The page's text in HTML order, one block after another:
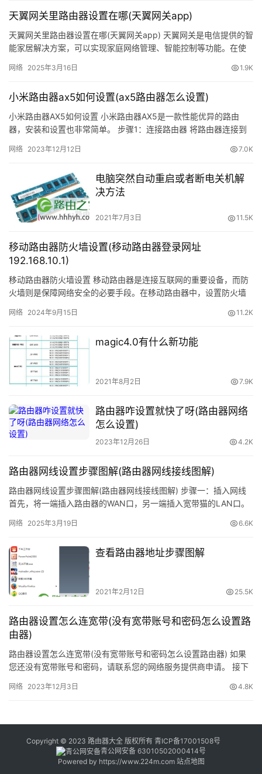
问
题
路
器
密
码
百
科
品
牌
路
由
更
多
择进行磁盘碎片整理了。只要在“上一次运行时间”中检查磁
速了。
	　　4、此外，你也可以通过“配置计划”进行设置，使
每周自动进行“磁盘碎片清理”，以保证Win7的减负加速。
	磁盘碎片
磁盘碎片清理工具：
Defraggler
	磁盘碎片
	[page]
整理软件,支持NTFS和FAT32,支持 Windows Vista。可以
获得一个对文件夹或文件整理的视觉的分析,这可以从中看
到是否这个软件有价值.Defraggler碎片整理软件可以仅对
一个文件夹或文件进行磁盘整理,而不是只有整个硬盘整理.
	　　使用方法：下载并安装Defraggler，打开
Defraggler，在窗口界面中选择你要进行磁盘碎片整理的盘
	　　下载地址：
http://www.xiazaizhijia.com//soft/28284.html
天翼网关里路由器设置在哪(天翼网关app)
天翼网关里路由器设置在哪(天翼网关app) 天翼网关是电信提供的智
能家居解决方案，可以实现家庭网络管理、智能控制等功能。在使
网络 2025年3月16日 1.9K
小米路由器ax5如何设置(ax5路由器怎么设置)
小米路由器AX5如何设置 小米路由器AX5是一款性能优异的路由
器，安装和设置也非常简单。 步骤1：连接路由器 将路由器连接到
网络 2023年12月12日 7.0K
电脑突然自动重启或者断电关机解
决方法
2021年7月3日 11.5K
移动路由器防火墙设置(移动路由器登录网址
192.168.10.1)
移动路由器防火墙设置 移动路由器是连接互联网的重要设备，而防
火墙则是保障网络安全的必要手段。在移动路由器中，设置防火墙
的…
网络 2024年9月15日 11.2K
magic4.0有什么新功能
2021年8月2日 7.9K
路由器咋设置就快了呀(路由器网络
怎么设置)
2023年12月26日 4.2K
路由器网线设置步骤图解(路由器网线接线图解)
路由器网线设置步骤图解(路由器网线接线图解) 步骤一：插入网线
首先，将一端插入路由器的WAN口，另一端插入宽带猫的LAN口。
网络 2025年3月19日 6.6K
查看路由器地址步骤图解
2021年2月12日 25.5K
路由器设置怎么连宽带(没有宽带账号和密码怎么设置路
由器)
路由器设置怎么连宽带(没有宽带账号和密码怎么设置路由器) 如果
您还没有宽带账号和密码，请联系您的网络服务提供商申请。 接下
网络 2023年12月3日 4.8K
Copyright © 2023 路由器大全 版权所有 青ICP备17001508号
青公网安备 63010502000414号
Powered by https://www.224m.com 站点地图